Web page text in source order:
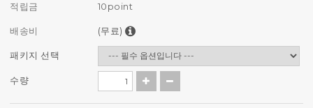
적립금 10point
배송비 (무료)
패키지 선택
수량